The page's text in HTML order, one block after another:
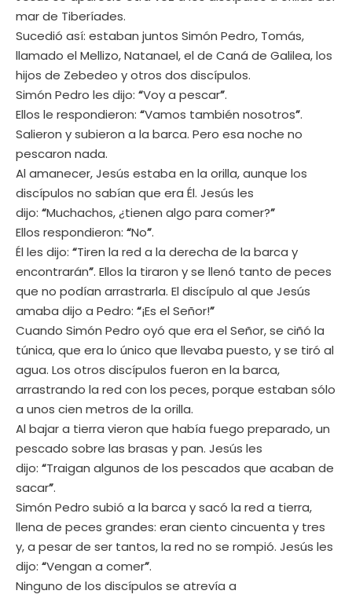
mar de Tiberíades.
Sucedió así: estaban juntos Simón Pedro, Tomás,
llamado el Mellizo, Natanael, el de Caná de Galilea, los
hijos de Zebedeo y otros dos discípulos.
Simón Pedro les dijo: “Voy a pescar”.
Ellos le respondieron: “Vamos también nosotros”.
Salieron y subieron a la barca. Pero esa noche no
pescaron nada.
Al amanecer, Jesús estaba en la orilla, aunque los
discípulos no sabían que era Él. Jesús les
dijo: “Muchachos, ¿tienen algo para comer?”
Ellos respondieron: “No”.
Él les dijo: “Tiren la red a la derecha de la barca y
encontrarán”. Ellos la tiraron y se llenó tanto de peces
que no podían arrastrarla. El discípulo al que Jesús
amaba dijo a Pedro: “¡Es el Señor!”
Cuando Simón Pedro oyó que era el Señor, se ciñó la
túnica, que era lo único que llevaba puesto, y se tiró al
agua. Los otros discípulos fueron en la barca,
arrastrando la red con los peces, porque estaban sólo
a unos cien metros de la orilla.
Al bajar a tierra vieron que había fuego preparado, un
pescado sobre las brasas y pan. Jesús les
dijo: “Traigan algunos de los pescados que acaban de
sacar”.
Simón Pedro subió a la barca y sacó la red a tierra,
llena de peces grandes: eran ciento cincuenta y tres
y, a pesar de ser tantos, la red no se rompió. Jesús les
dijo: “Vengan a comer”.
Ninguno de los discípulos se atrevía a